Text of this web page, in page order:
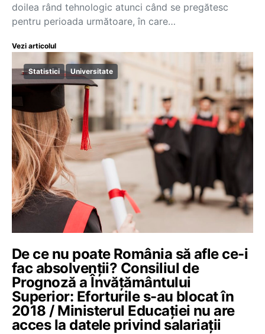
doilea rând tehnologic atunci când se pregătesc
pentru perioada următoare, în care…
Vezi articolul
Statistici Universitate
De ce nu poate România să afle ce-i
fac absolvenții? Consiliul de
Prognoză a Învățământului
Superior: Eforturile s-au blocat în
2018 / Ministerul Educației nu are
acces la datele privind salariații